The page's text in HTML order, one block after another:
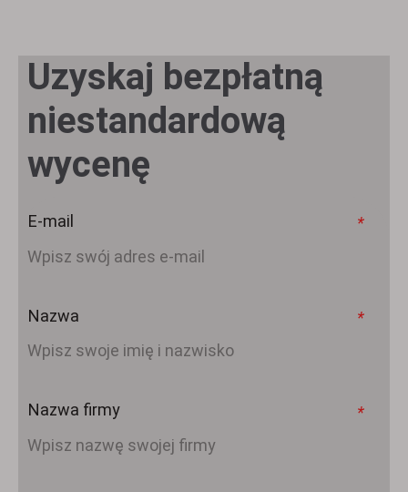
Uzyskaj bezpłatną
niestandardową
wycenę
*
E-mail
*
Nazwa
*
Nazwa firmy